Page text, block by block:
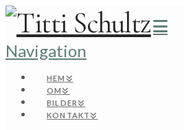
Navigation
HEM
OM
BILDER
KONTAKT